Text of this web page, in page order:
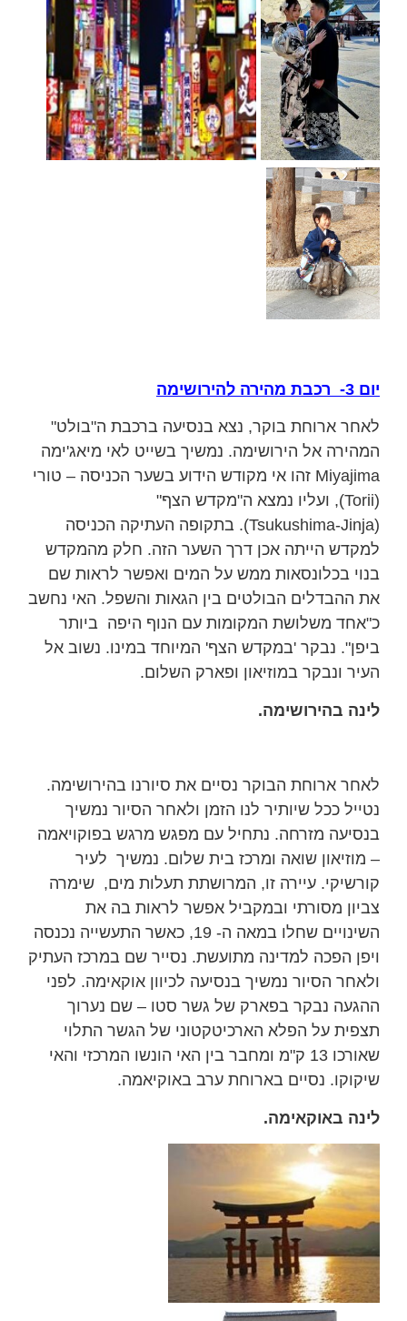
יום 3- רכבת מהירה להירושימה
לאחר ארוחת בוקר, נצא בנסיעה ברכבת ה"בולט"
המהירה אל הירושימה. נמשיך בשייט לאי מיאג'ימה
Miyajima זהו אי מקודש הידוע בשער הכניסה – טורי
(Torii), ועליו נמצא ה"מקדש הצף"
(Tsukushima‑Jinja). בתקופה העתיקה הכניסה
למקדש הייתה אכן דרך השער הזה. חלק מהמקדש
בנוי בכלונסאות ממש על המים ואפשר לראות שם
את ההבדלים הבולטים בין הגאות והשפל. האי נחשב
כ"אחד משלושת המקומות עם הנוף היפה ביותר
ביפן". נבקר 'במקדש הצף' המיוחד במינו. נשוב אל
העיר ונבקר במוזיאון ופארק השלום.
לינה בהירושימה.
לאחר ארוחת הבוקר נסיים את סיורנו בהירושימה.
נטייל ככל שיותיר לנו הזמן ולאחר הסיור נמשיך
בנסיעה מזרחה. נתחיל עם מפגש מרגש בפוקויאמה
– מוזיאון שואה ומרכז בית שלום. נמשיך לעיר
קורשיקי. עיירה זו, המרושתת תעלות מים, שימרה
צביון מסורתי ובמקביל אפשר לראות בה את
השינויים שחלו במאה ה- 19, כאשר התעשייה נכנסה
ויפן הפכה למדינה מתועשת. נסייר שם במרכז העתיק
ולאחר הסיור נמשיך בנסיעה לכיוון אוקאימה. לפני
ההגעה נבקר בפארק של גשר סטו – שם נערוך
תצפית על הפלא הארכיטקטוני של הגשר התלוי
שאורכו 13 ק"מ ומחבר בין האי הונשו המרכזי והאי
שיקוקו. נסיים בארוחת ערב באוקיאמה.
לינה באוקאימה.